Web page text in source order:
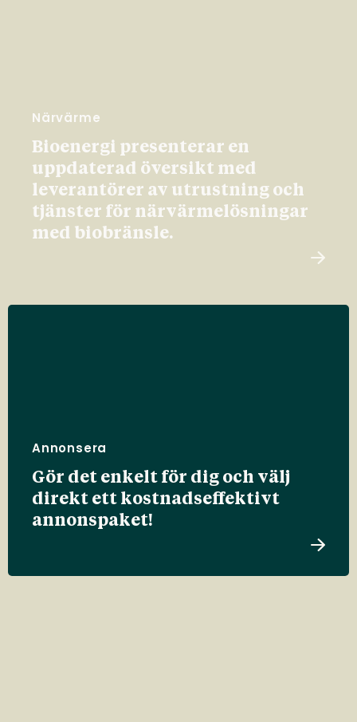
Närvärme
Bioenergi presenterar en
uppdaterad översikt med
leverantörer av utrustning och
tjänster för närvärmelösningar
med biobränsle.
Annonsera
Gör det enkelt för dig och välj
direkt ett kostnadseffektivt
annonspaket!